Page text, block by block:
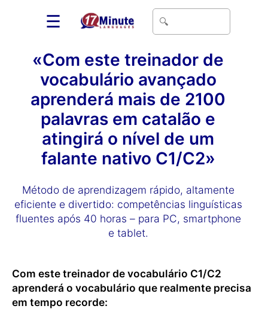
☰
«Com este treinador de
vocabulário avançado
aprenderá mais de 2100
palavras em catalão e
atingirá o nível de um
falante nativo C1/C2»
Método de aprendizagem rápido, altamente
eficiente e divertido: competências linguísticas
fluentes após 40 horas – para PC, smartphone
e tablet.
Com este treinador de vocabulário C1/C2
aprenderá o vocabulário que realmente precisa
em tempo recorde: